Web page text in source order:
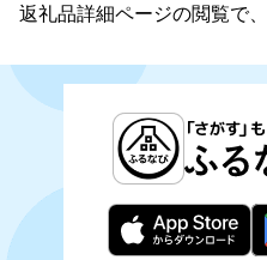
返礼品詳細ページの閲覧で